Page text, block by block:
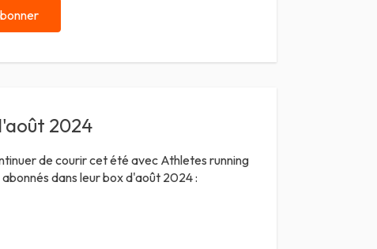
2024
de courir cet été avec Athletes running
dans leur box d'août 2024 :